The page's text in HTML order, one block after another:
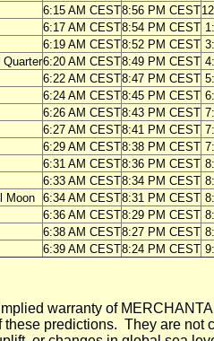
6:15 AM CEST8:56 PM CEST
6:17 AM CEST8:54 PM CEST
6:19 AM CEST8:52 PM CEST
Quarter6:20 AM CEST8:49 PM CEST
6:22 AM CEST8:47 PM CEST
6:24 AM CEST8:45 PM CEST
6:26 AM CEST8:43 PM CEST
6:27 AM CEST8:41 PM CEST
6:29 AM CEST8:38 PM CEST
6:31 AM CEST8:36 PM CEST
6:33 AM CEST8:34 PM CEST
Moon 6:34 AM CEST8:31 PM CEST
6:36 AM CEST8:29 PM CEST
6:38 AM CEST8:27 PM CEST
6:39 AM CEST8:24 PM CEST
warranty of
predictions. They are not